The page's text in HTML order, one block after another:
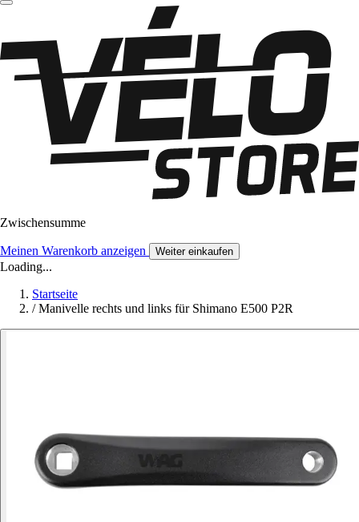
Zwischensumme
Meinen Warenkorb anzeigen Weiter einkaufen
Loading...
Startseite
/ Manivelle rechts und links für Shimano E500 P2R